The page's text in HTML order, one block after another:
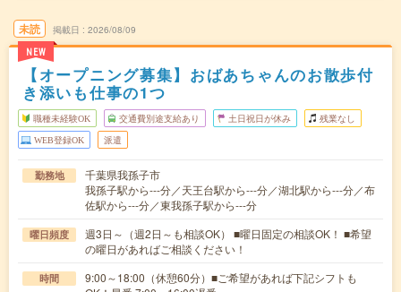
未読
NEW
掲載日 2026/08/09
【オープニング募集】おばあちゃんのお散歩付
き添いも仕事の1つ
職種未経験OK 交通費別途支給あり 土日祝日が休み 残業なし
WEB登録OK 派遣
勤務地
千葉県我孫子市
我孫子駅から---分／天王台駅から---分／湖北駅から---分／布
佐駅から---分／東我孫子駅から---分
曜日頻度
週3日～（週2日～も相談OK） ■曜日固定の相談OK！ ■希望
の曜日があればご相談ください！
時間
9:00～18:00（休憩60分）■ご希望があれば下記シフトも